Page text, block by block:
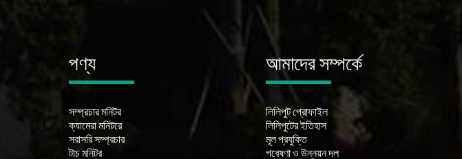
পণ্য
সম্প্রচার মনিটর
ক্যামেরা মনিটরে
সরাসরি সম্প্রচার
টাচ মনিটর
আমাদের সম্পর্কে
লিলিপুট প্রোফাইল
লিলিপুটের ইতিহাস
মূল প্রযুক্তি
গবেষণা ও উন্নয়ন দল